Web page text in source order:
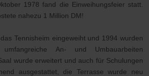
1978 fand die Einweihungsfeier statt.
nahezu 1 Million DM!
Tennisheim eingeweiht und 1994 wurden
An- und Umbauarbeiten
wurde erweitert und auch für Schulungen
ausgestattet, die Terrasse wurde neu